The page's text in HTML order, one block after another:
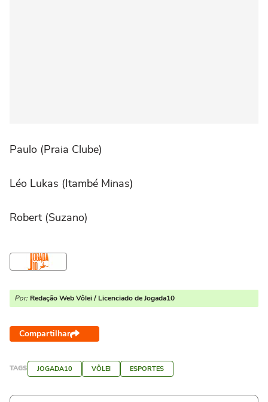
Paulo (Praia Clube)
Léo Lukas (Itambé Minas)
Robert (Suzano)
Por: Redação Web Vôlei / Licenciado de Jogada10
Compartilhar
TAGS JOGADA10 VÔLEI ESPORTES